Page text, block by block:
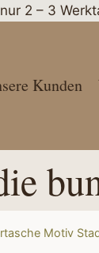
2 – 3
Kunden
Motiv